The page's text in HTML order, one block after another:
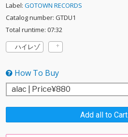
Label: GOTOWN RECORDS
Catalog number: GTDU1
Total runtime: 07:32
ハイレゾ
How To Buy
Add all to Cart